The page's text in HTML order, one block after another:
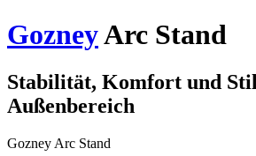
GozneyArc Stand
Stabilität, Komfort und
Außenbereich
Gozney Arc Stand